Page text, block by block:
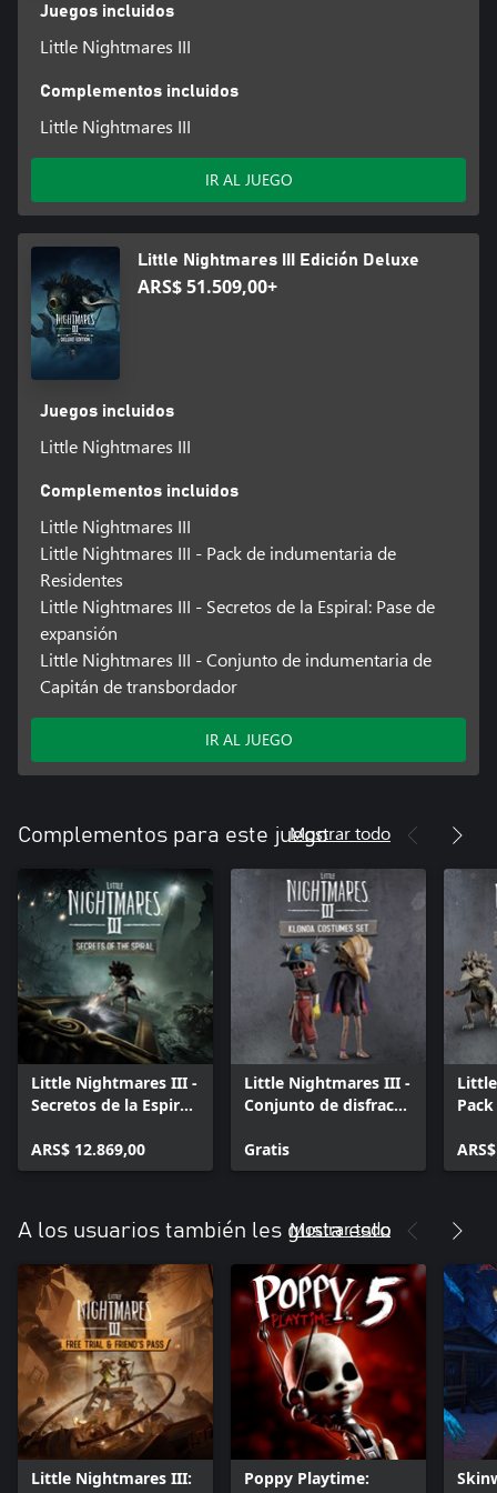
deslizarse por pasajes ocultos, levantar al otro sobre enormes
obstáculos y cuidarse mutuamente las espaldas.
Ya sea que juegues con un amigo o con un compañero de IA,
crear oportunidades y avanzar. El entorno está lleno de pistas y
posibilidades que los niños más creativos pueden aprovechar. Las
flechas de Low pueden alcanzar objetivos altos, cortar cuerdas o
derribar enemigos voladores, y la llave inglesa de Alone es ideal
el funcionamiento de enormes máquinas.
EMBÁRCATE EN UNA AVENTURA INMERSIVA Y PERTURBADORA
No importa a dónde vayas, la Nada es hogar de horribles
monstruos. Estos Residentes no dudarán en desviarse de su
camino para capturar a cualquier pequeño Visitante intruso que
llame su atención. Podrías encontrarte jugando a un aterrador
juego de escondite con Bebé Monstruosa en las ruinas arenosas
de la Necrópolis, luchando por evitar enjambres de voraces
esquivando pisadas fuertes mientras corres por una feria sucia y
Prepárate para correr, esconderte o incluso defenderte en
cualquier momento para mantenerte a salvo.
SUMÉRGETE EN LA ESPIRAL
No te distraigas demasiado con la belleza desolada de la Nada.
Oscuros misterios te esperan mientras Low y Alone siguen su
camino tras el espejo a través de la Espiral. A medida que cada
nueva ubicación se vuelva más peligrosa y perturbadora que la
anterior, destellos traumáticos del pasado comenzarán a
emerger. ¿Lograrán Low y Alone escapar finalmente de esta
Juegos incluidos
Little Nightmares III
Complementos incluidos
Little Nightmares III
IR AL JUEGO
Little Nightmares III Edición Deluxe
ARS$ 51.509,00+
Juegos incluidos
Little Nightmares III
Complementos incluidos
Little Nightmares III
Little Nightmares III - Pack de indumentaria de
Residentes
Little Nightmares III - Secretos de la Espiral: Pase de
expansión
Little Nightmares III - Conjunto de indumentaria de
Capitán de transbordador
IR AL JUEGO
Complementos para este juegoMostrar todo
Little Nightmares III -
Secretos de la Espiral:
ARS$ 12.869,00
Little Nightmares III -
Conjunto de disfraces
Gratis
A los usuarios también les gusta esto
Mostrar todo
Little Nightmares III:
Poppy Playtime: